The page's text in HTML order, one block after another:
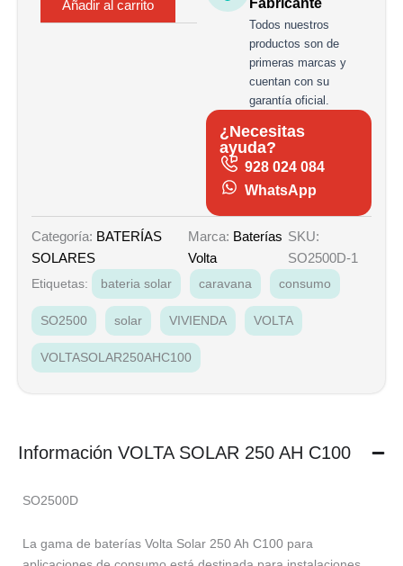
Añadir al carrito
Fabricante
Todos nuestros
productos son de
primeras marcas y
cuentan con su
garantía oficial.
¿Necesitas
ayuda?
928 024 084
WhatsApp
Categoría: BATERÍAS
SOLARES
Marca: Baterías
Volta
SKU:
SO2500D-1
Etiquetas: bateria solar caravana consumo
SO2500 solar VIVIENDA VOLTA
VOLTASOLAR250AHC100
Información VOLTA SOLAR 250 AH C100
SO2500D
La gama de baterías Volta Solar 250 Ah C100 para